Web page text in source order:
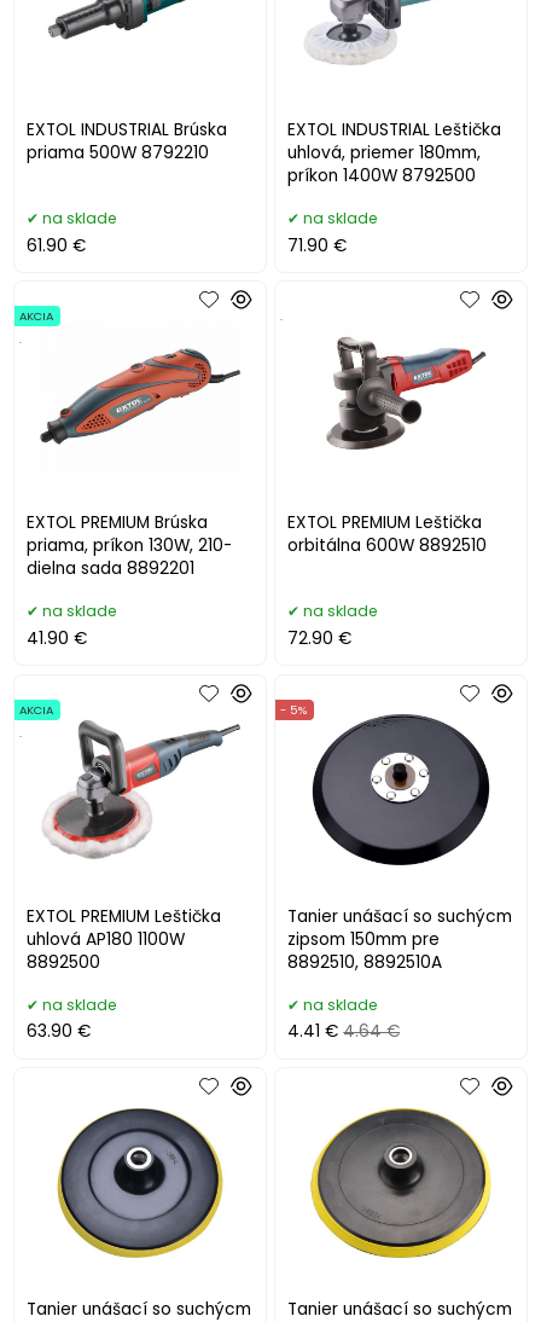
EXTOL INDUSTRIAL Brúska
priama 500W 8792210
na sklade
61.90 €
EXTOL INDUSTRIAL Leštička
uhlová, priemer 180mm,
príkon 1400W 8792500
na sklade
71.90 €
EXTOL PREMIUM Brúska
priama, príkon 130W, 210-
dielna sada 8892201
AKCIA
.
na sklade
41.90 €
EXTOL PREMIUM Leštička
orbitálna 600W 8892510
.
na sklade
72.90 €
EXTOL PREMIUM Leštička
uhlová AP180 1100W
8892500
AKCIA
.
na sklade
63.90 €
Tanier unášací so suchýcm
zipsom 150mm pre
8892510, 8892510A
- 5%
na sklade
4.41 € 4.64 €
Tanier unášací so suchýcm
Tanier unášací so suchýcm